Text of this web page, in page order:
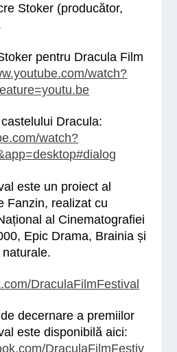
Stoker (producător,
pentru Dracula Film
watch?
Dracula:
watch?
este un proiect al
Fanzin, realizat cu
al Cinematografiei
Epic Drama, Brainia și
DraculaFilmFestival
decernare a premiilor
este disponibilă aici:
DraculaFilmFestiv